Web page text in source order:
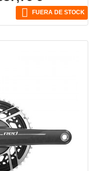
 FUERA DE STOCK